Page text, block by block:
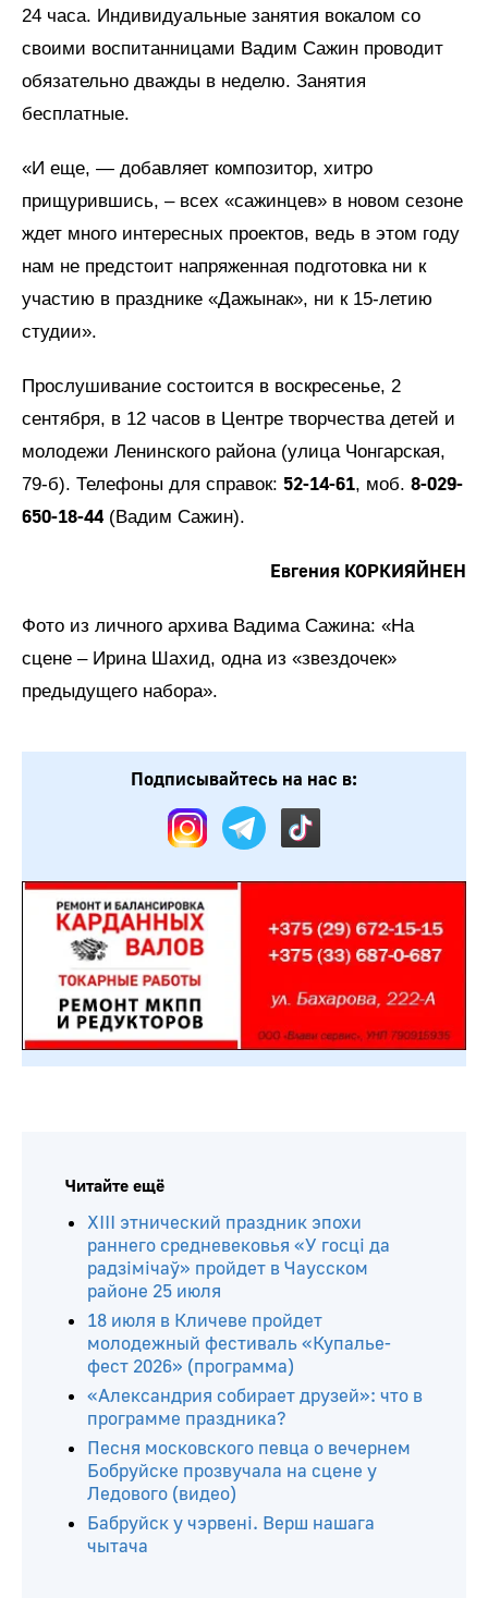
24 часа. Индивидуальные занятия вокалом со
своими воспитанницами Вадим Сажин проводит
обязательно дважды в неделю. Занятия
бесплатные.
«И еще, — добавляет композитор, хитро
прищурившись, – всех «сажинцев» в новом сезоне
ждет много интересных проектов, ведь в этом году
нам не предстоит напряженная подготовка ни к
участию в празднике «Дажынак», ни к 15-летию
студии».
Прослушивание состоится в воскресенье, 2
сентября, в 12 часов в Центре творчества детей и
молодежи Ленинского района (улица Чонгарская,
79-б). Телефоны для справок: 52-14-61, моб. 8-029-
650-18-44 (Вадим Сажин).
Евгения КОРКИЯЙНЕН
Фото из личного архива Вадима Сажина: «На
сцене – Ирина Шахид, одна из «звездочек»
предыдущего набора».
Подписывайтесь на нас в:
Читайте ещё
ХIII этнический праздник эпохи
раннего средневековья «У госці да
радзімічаў» пройдет в Чаусском
районе 25 июля
18 июля в Кличеве пройдет
молодежный фестиваль «Купалье-
фест 2026» (программа)
«Александрия собирает друзей»: что в
программе праздника?
Песня московского певца о вечернем
Бобруйске прозвучала на сцене у
Ледового (видео)
Бабруйск у чэрвені. Верш нашага
чытача